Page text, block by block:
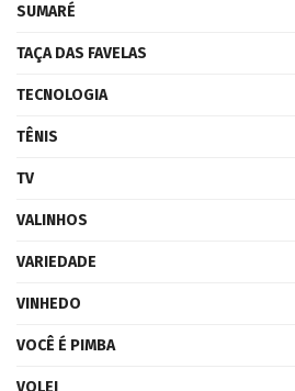
SUMARÉ
TAÇA DAS FAVELAS
TECNOLOGIA
TÊNIS
TV
VALINHOS
VARIEDADE
VINHEDO
VOCÊ É PIMBA
VOLEI